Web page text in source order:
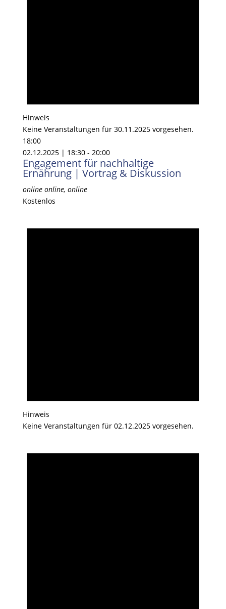
Hinweis
Keine Veranstaltungen für 30.11.2025 vorgesehen.
18:00
02.12.2025 | 18:30- 20:00
Engagement für nachhaltige
Ernährung | Vortrag & Diskussion
online online, online
Kostenlos
Hinweis
Keine Veranstaltungen für 02.12.2025 vorgesehen.